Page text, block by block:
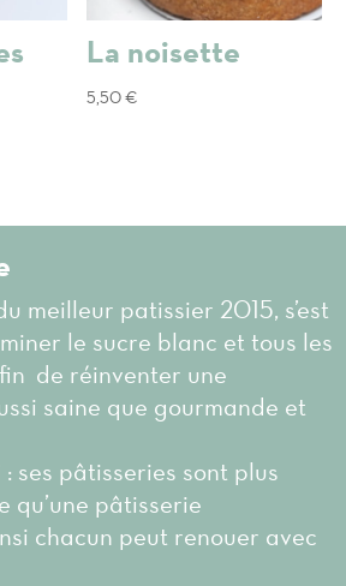
La noisette
5,50€
meilleur patissier 2015, s’est
le sucre blanc et tous les
de réinventer une
saine que gourmande et
ses pâtisseries sont plus
qu’une pâtisserie
chacun peut renouer avec